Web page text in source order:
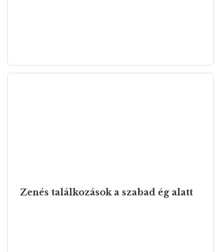
Zenés találkozások a szabad ég alatt